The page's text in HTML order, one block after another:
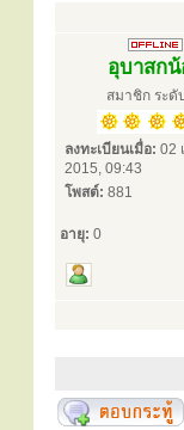
อุบาสกน้
สมาชิก ระดั
ลงทะเบียนเมื่อ: 02
2015, 09:43
โพสต์: 881
อายุ: 0